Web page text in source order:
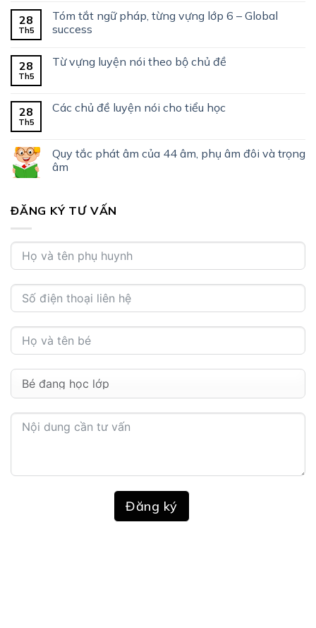
28
Th5
Tóm tắt ngữ pháp, từng vựng lớp 6 – Global
success
28
Th5
Từ vựng luyện nói theo bộ chủ đề
28
Th5
Các chủ đề luyện nói cho tiểu học
Quy tắc phát âm của 44 âm, phụ âm đôi và trọng
âm
ĐĂNG KÝ TƯ VẤN
Đăng ký